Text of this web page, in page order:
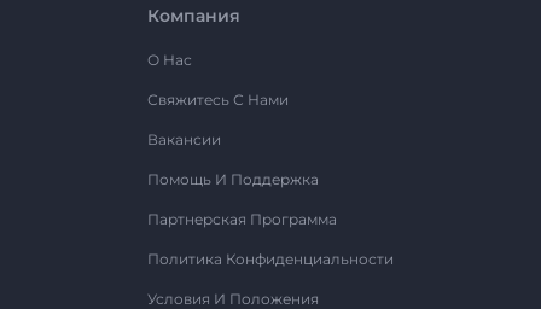
Компания
О Нас
Свяжитесь С Нами
Вакансии
Помощь И Поддержка
Партнерская Программа
Политика Конфиденциальности
Условия И Положения